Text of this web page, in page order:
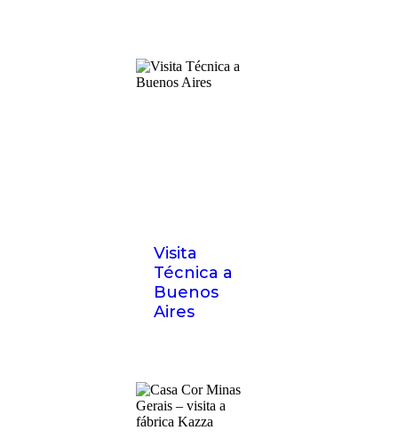
Visita
Técnica a
Buenos
Aires